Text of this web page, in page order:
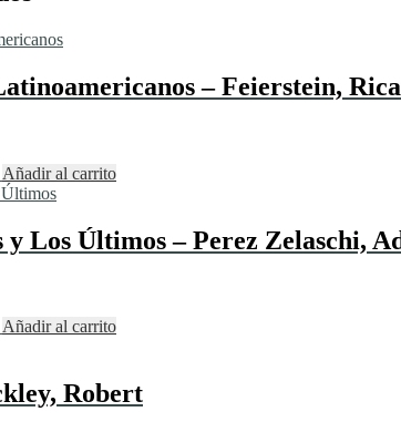
– Feierstein,
Añadir al carrito
y Los Últimos – Perez Zelaschi,
Añadir al carrito
Robert